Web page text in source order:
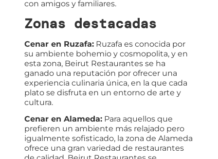
con amigos y familiares.
Zonas destacadas
Cenar en Ruzafa: Ruzafa es conocida por
su ambiente bohemio y cosmopolita, y en
esta zona, Beirut Restaurantes se ha
ganado una reputación por ofrecer una
experiencia culinaria única, en la que cada
plato se disfruta en un entorno de arte y
cultura.
Cenar en Alameda: Para aquellos que
prefieren un ambiente más relajado pero
igualmente sofisticado, la zona de Alameda
ofrece una gran variedad de restaurantes